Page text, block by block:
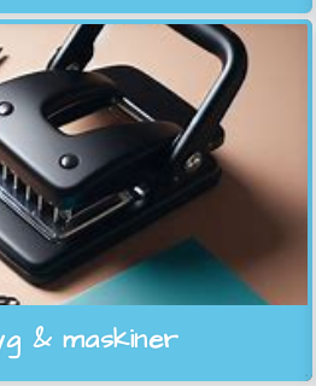
& maskiner